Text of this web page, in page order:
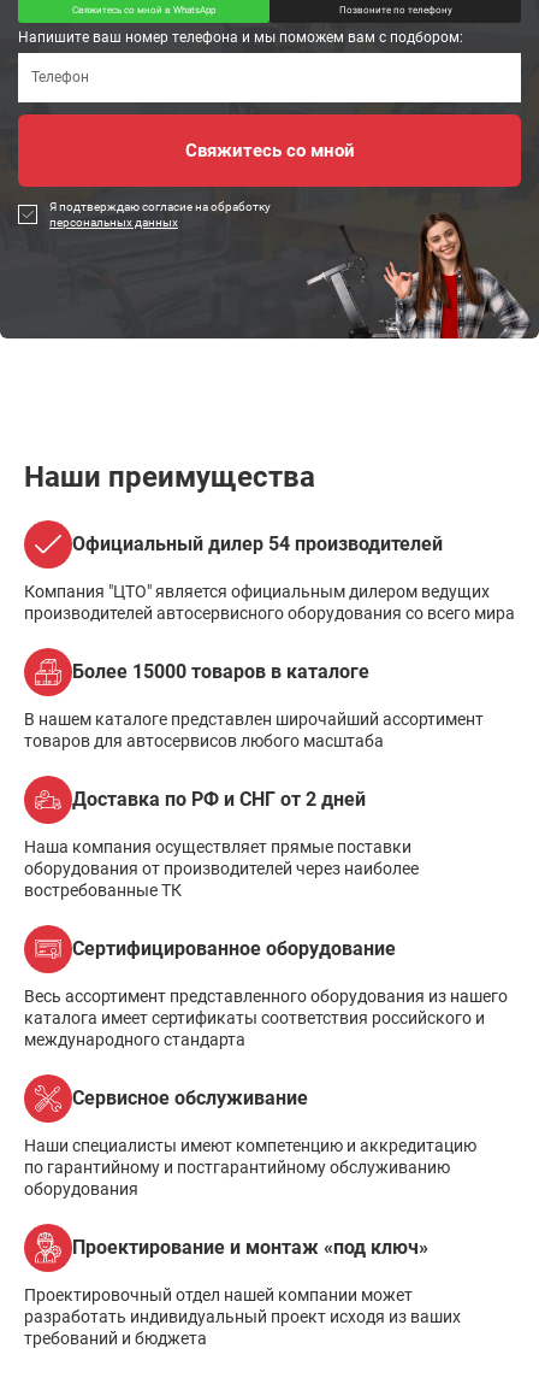
Свяжитесь со мной в WhatsApp Позвоните по телефону
Напишите ваш номер телефона и мы поможем вам с подбором:
Я подтверждаю согласие на обработку
персональных данных
Наши преимущества
Официальный дилер 54 производителей
Компания "ЦТО" является официальным дилером ведущих
производителей автосервисного оборудования со всего мира
Более 15000 товаров в каталоге
В нашем каталоге представлен широчайший ассортимент
товаров для автосервисов любого масштаба
Доставка по РФ и СНГ от 2 дней
Наша компания осуществляет прямые поставки
оборудования от производителей через наиболее
востребованные ТК
Сертифицированное оборудование
Весь ассортимент представленного оборудования из нашего
каталога имеет сертификаты соответствия российского и
международного стандарта
Сервисное обслуживание
Наши специалисты имеют компетенцию и аккредитацию
по гарантийному и постгарантийному обслуживанию
оборудования
Проектирование и монтаж «под ключ»
Проектировочный отдел нашей компании может
разработать индивидуальный проект исходя из ваших
требований и бюджета